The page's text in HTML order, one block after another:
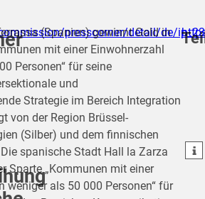
presscorner/detail/de/
(Spanien) gewinnt Gold in
mit einer Einwohnerzahl
Personen“ für seine
und
Strategie im Bereich Integration
von der Region Brüssel-
(Silber) und dem finnischen
spanische Stadt Hall la Zarza
Sparte „Kommunen mit einer
weniger als 50 000 Personen“ für
teilen